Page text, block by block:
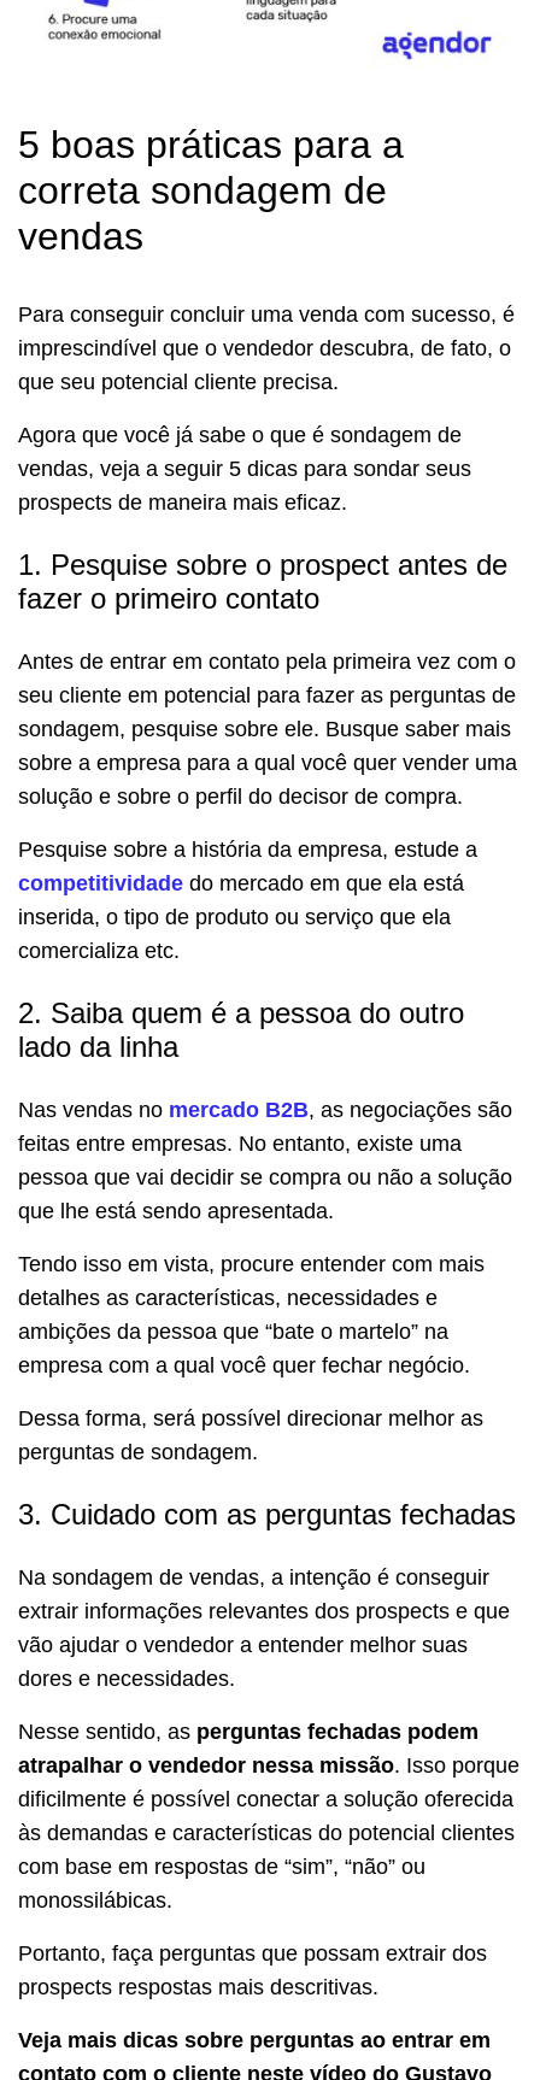
5 boas práticas para a
correta sondagem de
vendas
Para conseguir concluir uma venda com sucesso, é
imprescindível que o vendedor descubra, de fato, o
que seu potencial cliente precisa.
Agora que você já sabe o que é sondagem de
vendas, veja a seguir 5 dicas para sondar seus
prospects de maneira mais eficaz.
1. Pesquise sobre o prospect antes de
fazer o primeiro contato
Antes de entrar em contato pela primeira vez com o
seu cliente em potencial para fazer as perguntas de
sondagem, pesquise sobre ele. Busque saber mais
sobre a empresa para a qual você quer vender uma
solução e sobre o perfil do decisor de compra.
Pesquise sobre a história da empresa, estude a
competitividade do mercado em que ela está
inserida, o tipo de produto ou serviço que ela
comercializa etc.
2. Saiba quem é a pessoa do outro
lado da linha
Nas vendas no mercado B2B, as negociações são
feitas entre empresas. No entanto, existe uma
pessoa que vai decidir se compra ou não a solução
que lhe está sendo apresentada.
Tendo isso em vista, procure entender com mais
detalhes as características, necessidades e
ambições da pessoa que “bate o martelo” na
empresa com a qual você quer fechar negócio.
Dessa forma, será possível direcionar melhor as
perguntas de sondagem.
3. Cuidado com as perguntas fechadas
Na sondagem de vendas, a intenção é conseguir
extrair informações relevantes dos prospects e que
vão ajudar o vendedor a entender melhor suas
dores e necessidades.
Nesse sentido, as perguntas fechadas podem
atrapalhar o vendedor nessa missão. Isso porque
dificilmente é possível conectar a solução oferecida
às demandas e características do potencial clientes
com base em respostas de “sim”, “não” ou
monossilábicas.
Portanto, faça perguntas que possam extrair dos
prospects respostas mais descritivas.
Veja mais dicas sobre perguntas ao entrar em
contato com o cliente neste vídeo do Gustavo